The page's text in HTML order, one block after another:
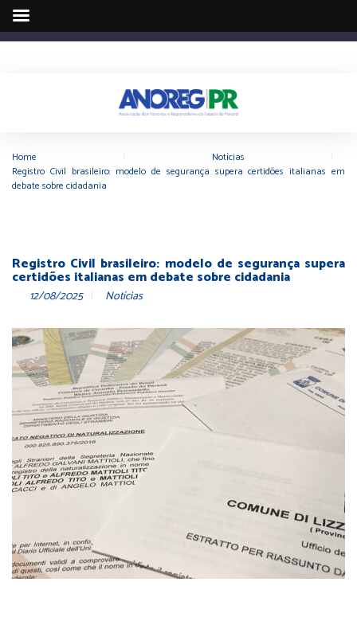
Home Notícias
Registro Civil brasileiro: modelo de segurança supera certidões italianas em
debate sobre cidadania
Registro Civil brasileiro: modelo de segurança supera
certidões italianas em debate sobre cidadania
12/08/2025 Notícias